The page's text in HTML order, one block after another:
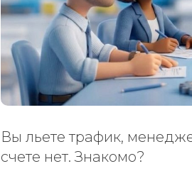
Вы льете трафик,
счете нет. Знакомо?